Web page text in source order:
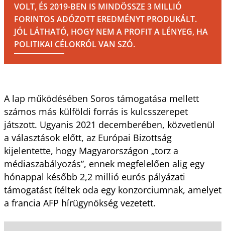
VOLT, ÉS 2019-BEN IS MINDÖSSZE 3 MILLIÓ
FORINTOS ADÓZOTT EREDMÉNYT PRODUKÁLT.
JÓL LÁTHATÓ, HOGY NEM A PROFIT A LÉNYEG, HA
POLITIKAI CÉLOKRÓL VAN SZÓ.
A lap működésében Soros támogatása mellett
számos más külföldi forrás is kulcsszerepet
játszott. Ugyanis 2021 decemberében, közvetlenül
a választások előtt, az Európai Bizottság
kijelentette, hogy Magyarországon „torz a
médiaszabályozás”, ennek megfelelően alig egy
hónappal később 2,2 millió eurós pályázati
támogatást ítéltek oda egy konzorciumnak, amelyet
a francia AFP hírügynökség vezetett.